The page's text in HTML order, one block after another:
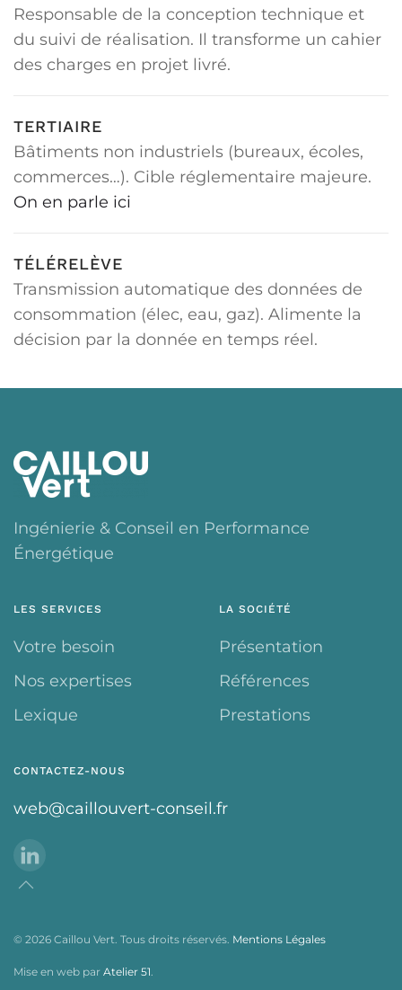
Responsable de la conception technique et
du suivi de réalisation. Il transforme un cahier
des charges en projet livré.
TERTIAIRE
Bâtiments non industriels (bureaux, écoles,
commerces…). Cible réglementaire majeure.
On en parle ici
TÉLÉRELÈVE
Transmission automatique des données de
consommation (élec, eau, gaz). Alimente la
décision par la donnée en temps réel.
Ingénierie & Conseil en Performance
Énergétique
LES SERVICES
Votre besoin
Nos expertises
Lexique
LA SOCIÉTÉ
Présentation
Références
Prestations
CONTACTEZ-NOUS
web@caillouvert-conseil.fr
© 2026 Caillou Vert. Tous droits réservés. Mentions Légales
Mise en web par Atelier 51.